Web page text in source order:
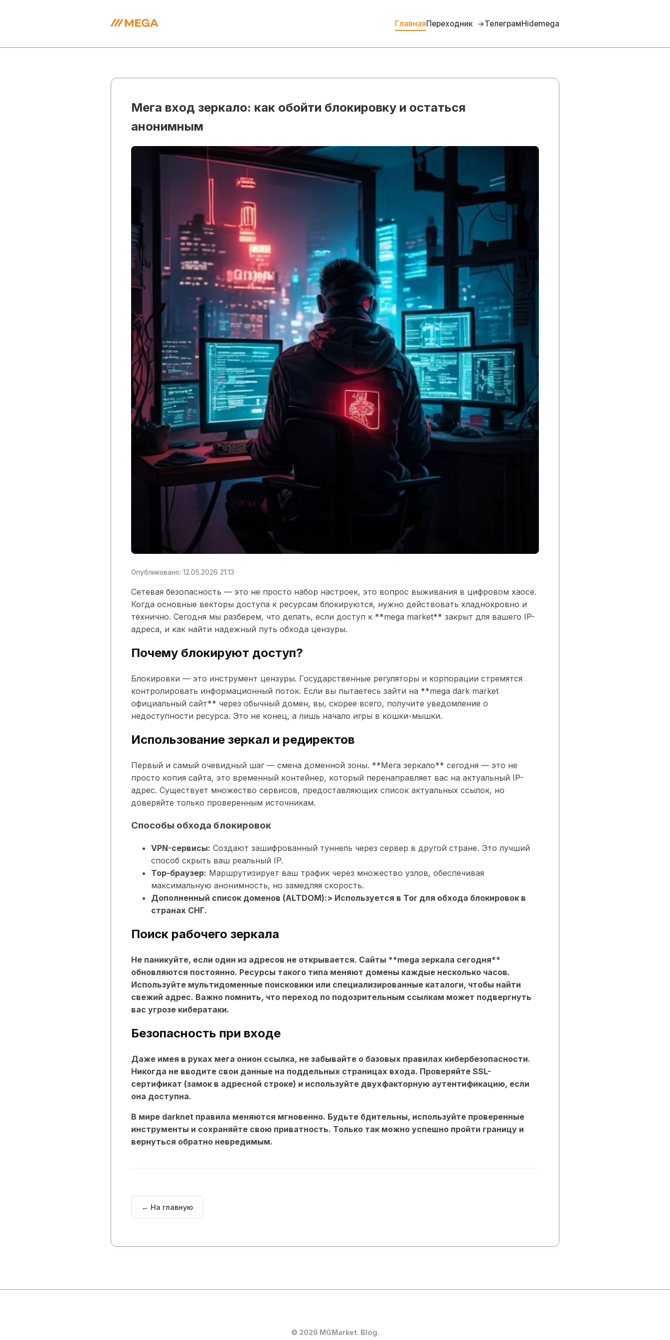
ГлавнаяПереходник ТелеграмHidemega
Мега вход зеркало: как обойти блокировку и остаться
анонимным
Опубликовано: 12.05.2026 21:13
Сетевая безопасность — это не просто набор настроек, это вопрос выживания в цифровом хаосе.
Когда основные векторы доступа к ресурсам блокируются, нужно действовать хладнокровно и
технично. Сегодня мы разберем, что делать, если доступ к **mega market** закрыт для вашего IP-
адреса, и как найти надежный путь обхода цензуры.
Почему блокируют доступ?
Блокировки — это инструмент цензуры. Государственные регуляторы и корпорации стремятся
контролировать информационный поток. Если вы пытаетесь зайти на **mega dark market
официальный сайт** через обычный домен, вы, скорее всего, получите уведомление о
недоступности ресурса. Это не конец, а лишь начало игры в кошки-мышки.
Использование зеркал и редиректов
Первый и самый очевидный шаг — смена доменной зоны. **Мега зеркало** сегодня — это не
просто копия сайта, это временный контейнер, который перенаправляет вас на актуальный IP-
адрес. Существует множество сервисов, предоставляющих список актуальных ссылок, но
доверяйте только проверенным источникам.
Способы обхода блокировок
VPN-сервисы: Создают зашифрованный туннель через сервер в другой стране. Это лучший
способ скрыть ваш реальный IP.
Тор-браузер: Маршрутизирует ваш трафик через множество узлов, обеспечивая
максимальную анонимность, но замедляя скорость.
Дополненный список доменов (ALTDOM):> Используется в Tor для обхода блокировок в
странах СНГ.
Поиск рабочего зеркала
Не паникуйте, если один из адресов не открывается. Сайты **mega зеркала сегодня**
обновляются постоянно. Ресурсы такого типа меняют домены каждые несколько часов.
Используйте мультидоменные поисковики или специализированные каталоги, чтобы найти
свежий адрес. Важно помнить, что переход по подозрительным ссылкам может подвергнуть
вас угрозе кибератаки.
Безопасность при входе
Даже имея в руках мега онион ссылка, не забывайте о базовых правилах кибербезопасности.
Никогда не вводите свои данные на поддельных страницах входа. Проверяйте SSL-
сертификат (замок в адресной строке) и используйте двухфакторную аутентификацию, если
она доступна.
В мире darknet правила меняются мгновенно. Будьте бдительны, используйте проверенные
инструменты и сохраняйте свою приватность. Только так можно успешно пройти границу и
вернуться обратно невредимым.
← На главную
© 2026 MGMarket. Blog.